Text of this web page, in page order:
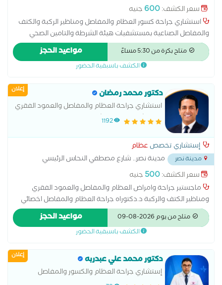
سعر الكشف:600 جنيه
استشاري جراحة كسور العظام والمفاصل ومناظير الركبة والكتف
والمفاصل الصناعية بمستشفيات هيئة الشرطة والتامين الصحي
الشامل ماجستير جراحة العظام جامعة الازهر البورد المصري (الزمالة
المصرية) في جراحة العظام
متاح بكرة من 5:30 مساءً مواعيد الحجز
الكشف باسبقية الحضور
إعلان دكتور محمد رمضان
استشاري جراحة العظام والمفاصل والعمود الفقري
بمستشفيات هيئة الشرطة
1192
إستشاري تخصص عظام
مدينة نصر
مدينة نصر.. شارع مصطفي النحاس الرئيسي
امتداد افريقيا..بجوار مدرسة المنهل الخاصة
سعر الكشف:500 جنيه
ماجستير جراحة وامراض العظام والمفاصل والعمود الفقري
ومناظير الكتف والركبة د.دكتوراه جراحة العظام والمفاصل اخصائي
جراحات القدم والكاحل بمستشفيات الشرطة عضو الجمعية المصرية
لجراحة العظام اخصائي الطب الرياضي واصابات الملاعب
متاح من يوم 2026-08-09 مواعيد الحجز
الكشف باسبقية الحضور
إعلان دكتور محمد علي عبدربه
إستشاري جراحة العظام والكسور والمفاصل